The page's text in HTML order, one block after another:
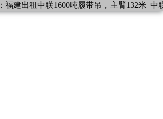
福建出租中联1600吨履带吊，主臂132米 中联